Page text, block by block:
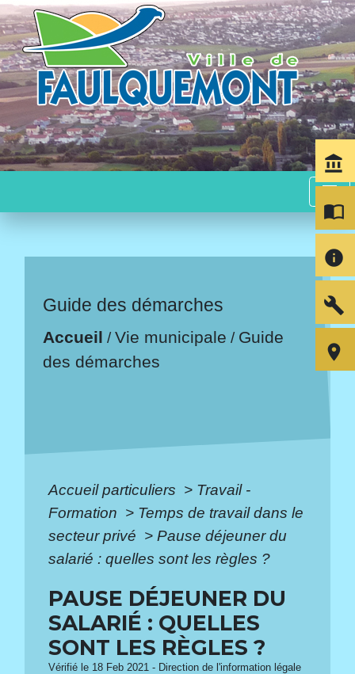
menu
Guide des démarches
Accueil /Vie municipale / Guide
des démarches
Accueil particuliers > Travail -
Formation > Temps de travail dans le
secteur privé > Pause déjeuner du
salarié : quelles sont les règles ?
PAUSE DÉJEUNER DU
SALARIÉ : QUELLES
SONT LES RÈGLES ?
Vérifié le 18 Feb 2021 - Direction de l'information légale
account_balance
import_contacts
info
build
room